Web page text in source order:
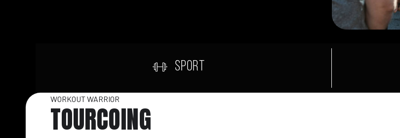
SPORT
WORKOUT WARRIOR
TOURCOING